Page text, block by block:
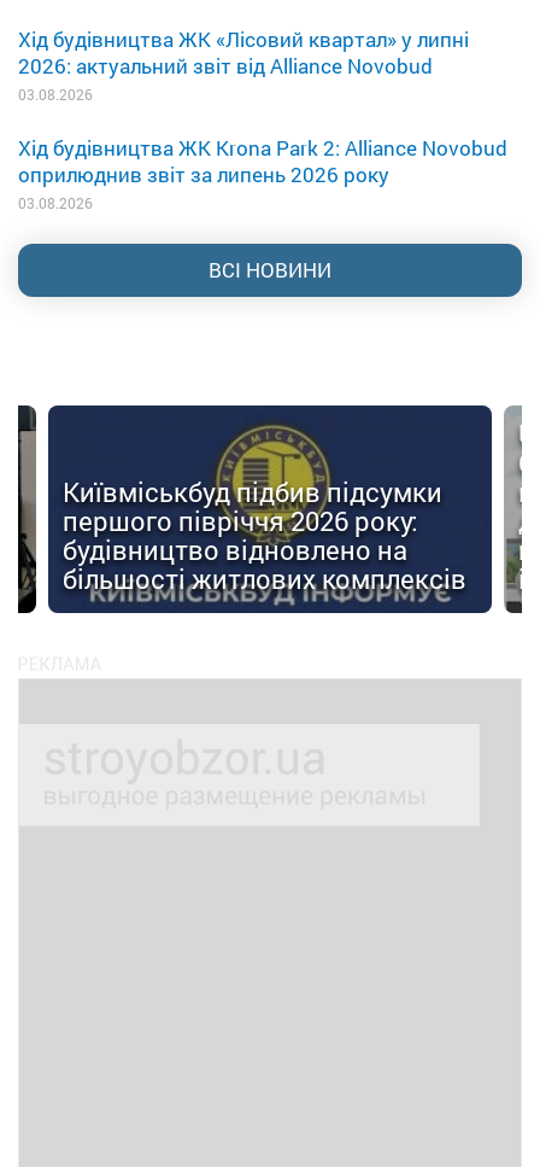
Хід будівництва ЖК «Лісовий квартал» у липні
2026: актуальний звіт від Alliance Novobud
03.08.2026
Хід будівництва ЖК Krona Park 2: Alliance Novobud
оприлюднив звіт за липень 2026 року
03.08.2026
ВСІ НОВИНИ
Київміськбуд підбив підсумки
першого півріччя 2026 року:
будівництво відновлено на
більшості житлових комплексів